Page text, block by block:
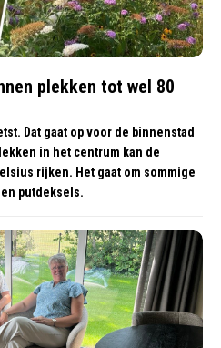
plekken tot wel 80
Dat gaat op voor de binnenstad
in het centrum kan de
rijken. Het gaat om sommige
putdeksels.